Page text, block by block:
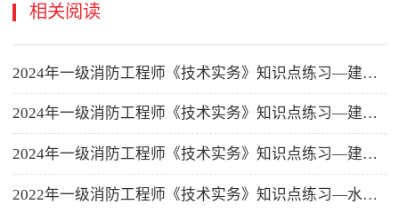
相关阅读
2024年一级消防工程师《技术实务》知识点练习—建筑性能化防火设计
2024年一级消防工程师《技术实务》知识点练习—建筑设备防火防爆
2024年一级消防工程师《技术实务》知识点练习—建筑装修、保温材料防火
2022年一级消防工程师《技术实务》知识点练习—水喷雾灭火系统